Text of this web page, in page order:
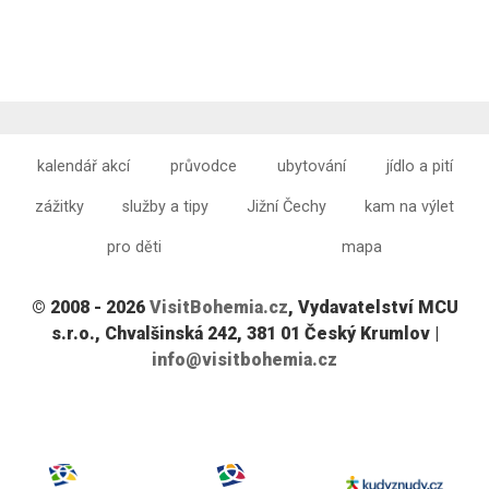
kalendář akcí průvodce ubytování jídlo a pití
zážitky služby a tipy Jižní Čechy kam na výlet
pro děti mapa
© 2008 - 2026 VisitBohemia.cz, Vydavatelství MCU
s.r.o., Chvalšinská 242, 381 01 Český Krumlov |
info@visitbohemia.cz